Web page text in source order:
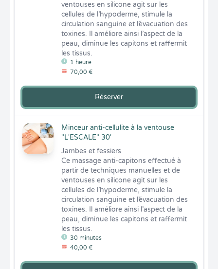
1 heure
70,00 €
ventouses en silicone agit sur les
cellules de l’hypoderme, stimule la
circulation sanguine et l’évacuation des
toxines. Il améliore ainsi l’aspect de la
peau, diminue les capitons et raffermit
les tissus.
Réserver
Minceur anti-cellulite à la ventouse
"L'ESCALE" 30'
30 minutes
40,00 €
Jambes et fessiers
Ce massage anti-capitons effectué à
partir de techniques manuelles et de
ventouses en silicone agit sur les
cellules de l’hypoderme, stimule la
circulation sanguine et l’évacuation des
toxines. Il améliore ainsi l’aspect de la
peau, diminue les capitons et raffermit
les tissus.